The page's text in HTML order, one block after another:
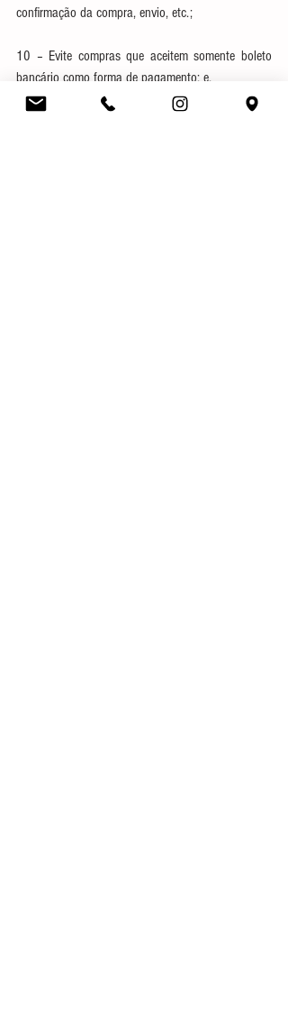
confirmação da compra, envio, etc.;
10 – Evite compras que aceitem somente boleto
bancário como forma de pagamento; e,